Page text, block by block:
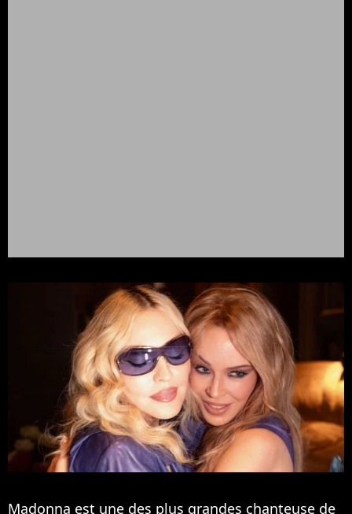
Madonna est une des plus grandes chanteuse de